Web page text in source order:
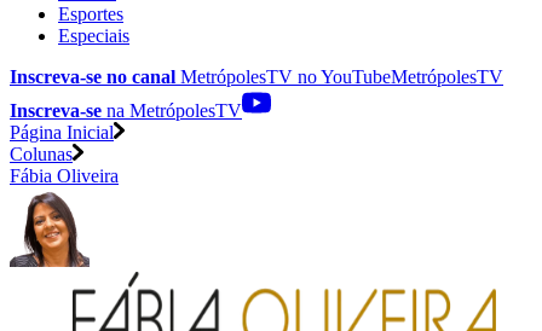
Esportes
Especiais
Inscreva-se no canal MetrópolesTV noYouTubeMetrópolesTV
Inscreva-se na MetrópolesTV
Página Inicial
Colunas
Fábia Oliveira